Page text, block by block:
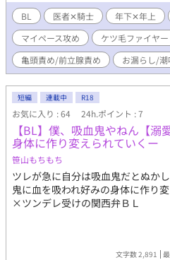
小話 ※エロあり回には※がついて
BL 医者✕騎士 年下✕年上
マイペース攻め
ケツ毛ファイヤー
亀頭責め/前立腺責め
お漏らし/潮
短編 連載中 R18
お気に入り : 64 24h.ポイント : 7
【BL】僕、吸血鬼やねん【溺
身体に作り変えられていくー
笹山もちもち
ツレが急に自分は吸血鬼だとぬか
鬼に血を吸われ好みの身体に作り
×ツンデレ受けの関西弁ＢＬ
文字数 2,891